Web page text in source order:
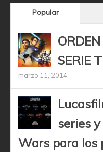
Popular
SERIE
marzo 11, 2014
series
Wars para los